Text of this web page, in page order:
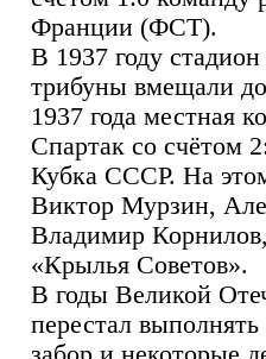
Франции (ФСТ).
В 1937 году
трибуны вмещали
1937 года местная
Спартак со счётом
Кубка СССР. На
Виктор Мурзин,
Владимир
«Крылья Советов».
В годы Великой
перестал